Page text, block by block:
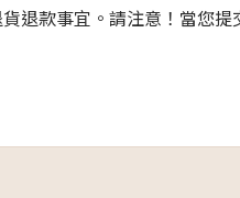
退款事宜。請注意！當您